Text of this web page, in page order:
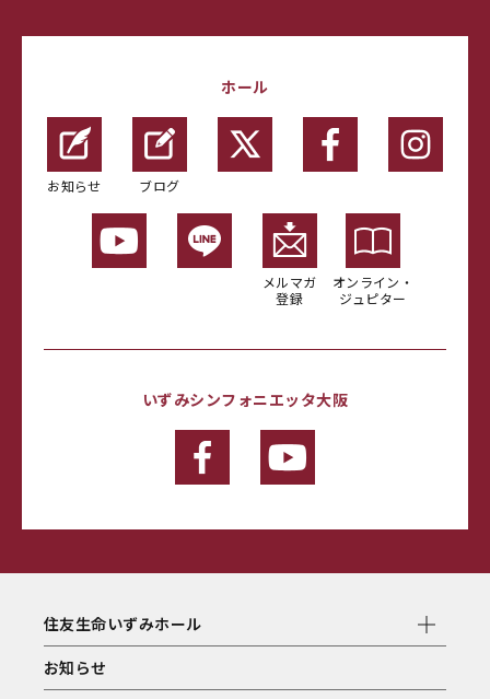
ホール
お知らせ ブログ
メルマガ
登録
オンライン・
ジュピター
いずみシンフォニエッタ大阪
住友生命いずみホール
お知らせ